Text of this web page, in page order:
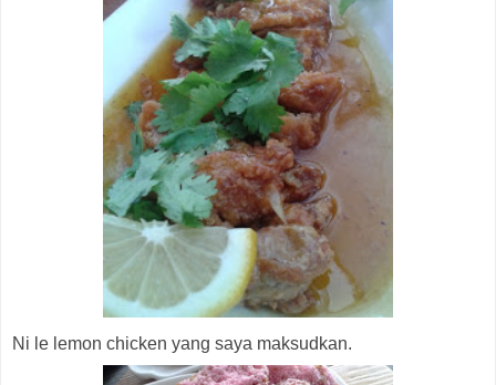
Ni le lemon chicken yang saya maksudkan.